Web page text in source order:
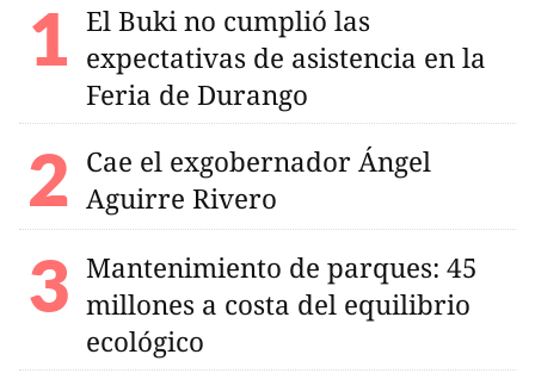
El Buki no cumplió las
expectativas de asistencia en la
Feria de Durango
Cae el exgobernador Ángel
Aguirre Rivero
Mantenimiento de parques: 45
millones a costa del equilibrio
ecológico